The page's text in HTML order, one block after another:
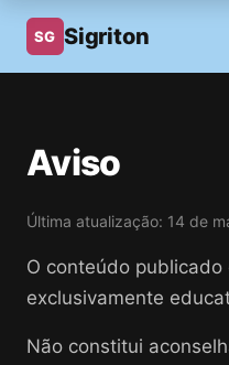
SG Sigriton
Aviso
Última atualização: 14 de
O conteúdo
exclusivamente
Não constitui